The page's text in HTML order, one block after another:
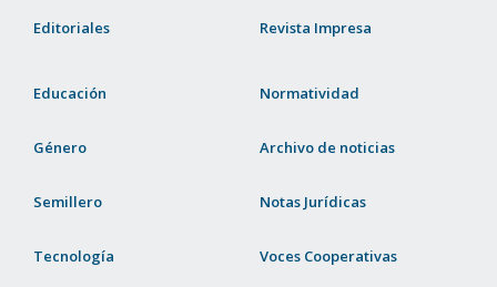
Editoriales Revista Impresa
Educación
Género
Semillero
Tecnología
Normatividad
Archivo de noticias
Notas Jurídicas
Voces Cooperativas